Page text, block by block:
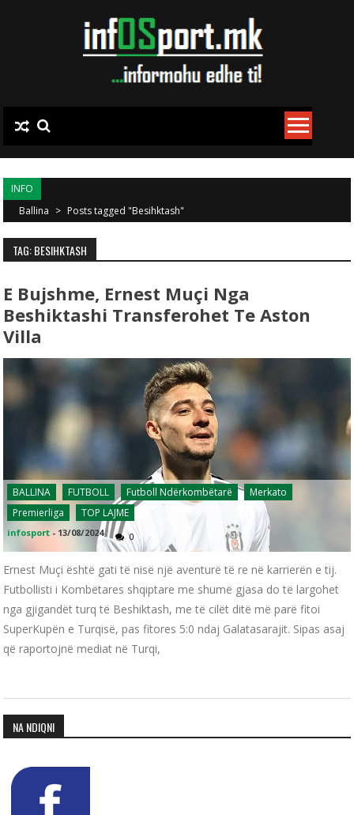
INFO
Ballina > Posts tagged "Besihktash"
TAG: BESIHKTASH
E Bujshme, Ernest Muçi Nga
Beshiktashi Transferohet Te Aston
Villa
BALLINA FUTBOLL Futboll Ndërkombëtarë
Merkato
Premierliga
TOP LAJME
infosport - 13/08/2024 0
Ernest Muçi është gati të nisë një aventurë të re në karrierën e tij.
Futbollisti i Kombëtares shqiptare me shumë gjasa do të largohet
nga gjigandët turq të Beshiktash, me të cilët ditë më parë fitoi
SuperKupën e Turqisë, pas fitores 5:0 ndaj Galatasarajit. Sipas asaj
që raportojnë mediat në Turqi,
NA NDIQNI